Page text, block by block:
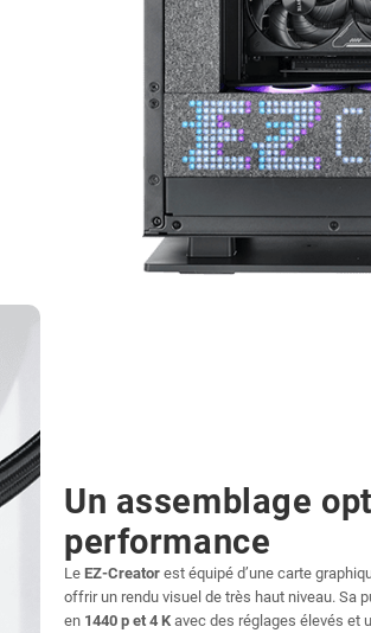
Un assemblage
performance
Le EZ-Creator est équipé d’une carte
offrir un rendu visuel de très haut niveau. Sa
en 1440 p et 4 K avec des réglages élevés et